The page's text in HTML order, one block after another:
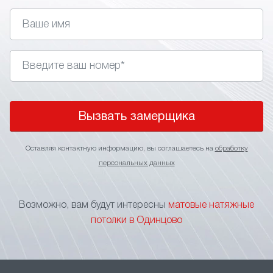
отсутствие бликов, равномерное
распределение естественного или искусственного
света;
светильников, треков, другой подсветки;
рабочих кабинетов, студий, общественных зон.
Матовая текстура делает пространство
При выборе тканевых натяжных потолков стоит
Вызвать замерщика
Оставляя контактную информацию, вы соглашаетесь на обработку
персональных данных
Возможно, вам будут интересны
матовые натяжные
потолки в Одинцово